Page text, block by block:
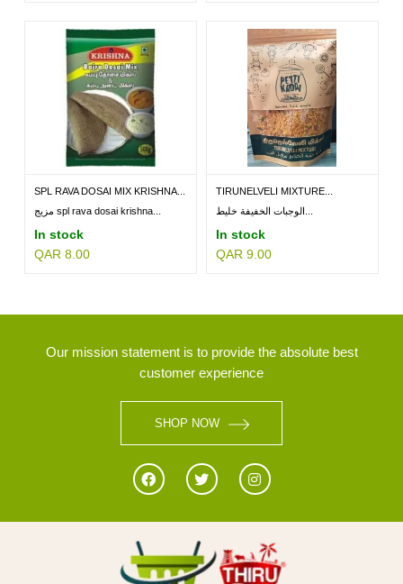
SPL RAVA DOSAI MIX KRISHNA...
مزيج spl rava dosai krishna...
In stock
QAR 8.00
TIRUNELVELI MIXTURE...
In stock
QAR 9.00
Our mission statement is to provide the absolute best
customer experience
SHOP NOW